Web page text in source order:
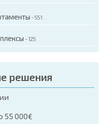
- 551
- 125
решения
55 000€